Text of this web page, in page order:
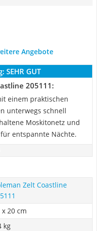
Angebote
SEHR GUT
205111:
einem praktischen
unterwegs schnell
Moskitonetz und
entspannte Nächte.
Zelt Coastline
x 20 cm
kg